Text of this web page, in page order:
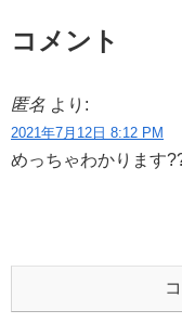
コメント
匿名 より:
2021年7月12日 8:12 PM
めっちゃわかります